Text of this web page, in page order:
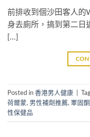
前排收到個沙田客人的
身去廁所，搞到第二日
[…]
Posted in香港男人健康
荷爾蒙, 男性補劑推薦, 睪固酮
性保健品